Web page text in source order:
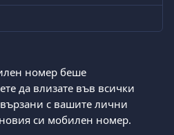
номер беше
да влизате във всички
с вашите лични
си мобилен номер.